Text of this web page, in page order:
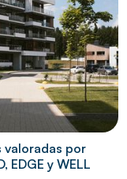
valoradas por
EDGE y WELL